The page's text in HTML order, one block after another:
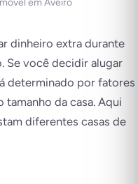
em Aveiro
dinheiro extra durante
Se você decidir alugar
determinado por fatores
da casa. Aqui
diferentes casas de